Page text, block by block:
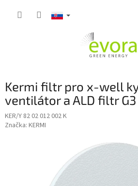
Kermi filtr pro x-well
ventilátor a ALD filtr G3
KER/Y 82 02 012 002 K
Značka: KERMI